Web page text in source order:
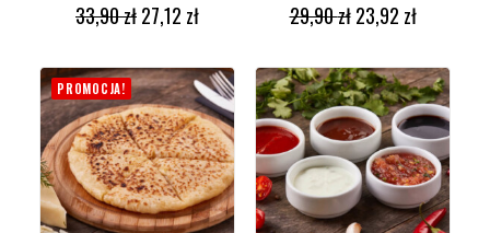
33,90zł27,12 zł
29,90zł 23,92 zł
PROMOCJA!